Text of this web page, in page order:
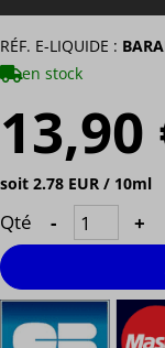
RÉF. E-LIQUIDE :
en stock
13,90
soit 2.78 EUR / 10ml
Qté -
+